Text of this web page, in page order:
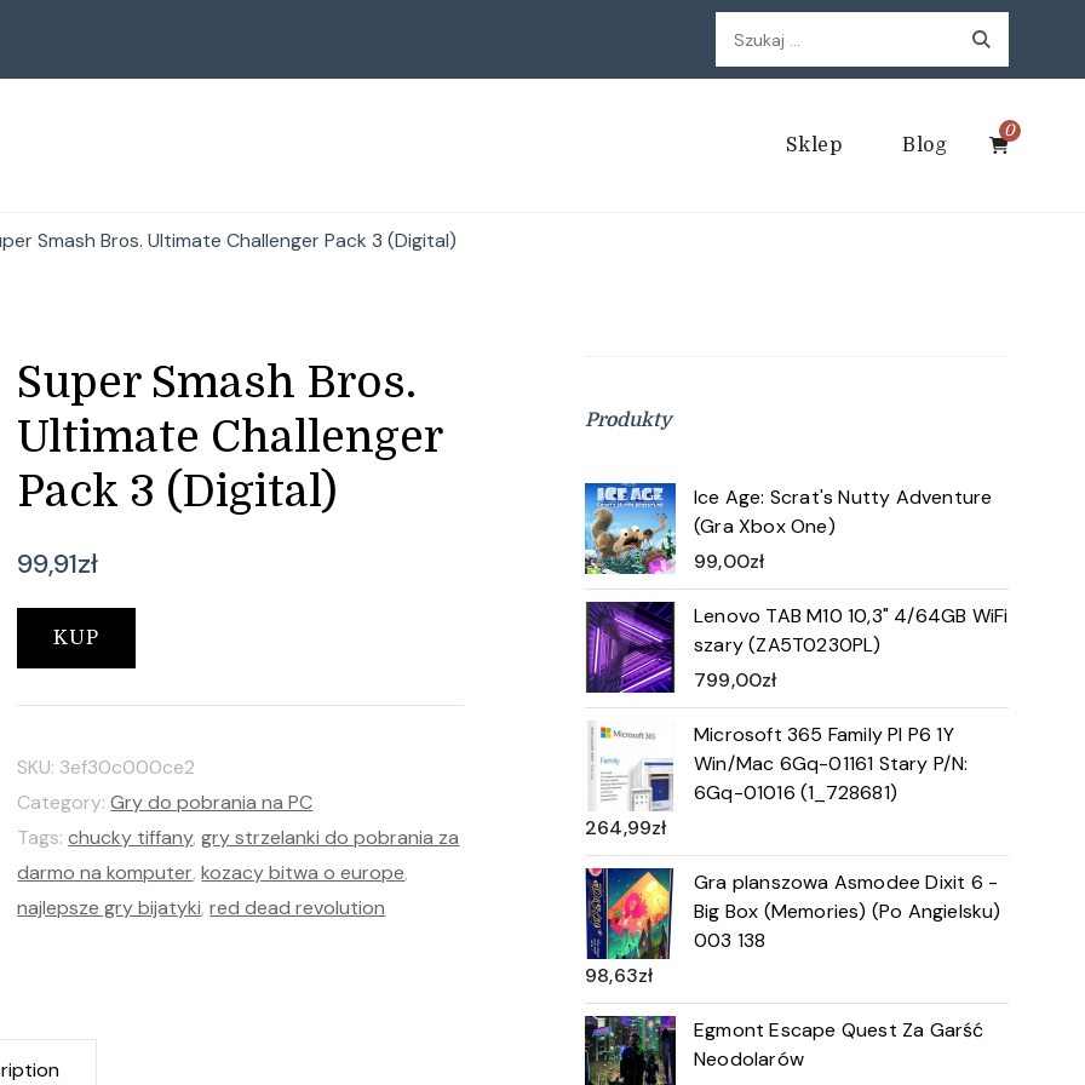
Szukaj:
Sklep Blog
0
Smash Bros. Ultimate Challenger Pack 3 (Digital)
Super Smash Bros.
Ultimate Challenger
Pack 3 (Digital)
99,91zł
KUP
SKU: 3ef30c000ce2
Category:Gry do pobrania na PC
Tags:chucky tiffany,gry strzelanki do pobrania za
darmo na komputer,kozacy bitwa o europe,
najlepsze gry bijatyki,red dead revolution
Produkty
Ice Age: Scrat's Nutty Adventure
(Gra Xbox One)
99,00zł
Lenovo TAB M10 10,3" 4/64GB WiFi
szary (ZA5T0230PL)
799,00zł
Microsoft 365 Family Pl P6 1Y
Win/Mac 6Gq-01161 Stary P/N:
6Gq-01016 (1_728681)
264,99zł
Gra planszowa Asmodee Dixit 6 -
Big Box (Memories) (Po Angielsku)
003 138
98,63zł
Egmont Escape Quest Za Garść
Neodolarów